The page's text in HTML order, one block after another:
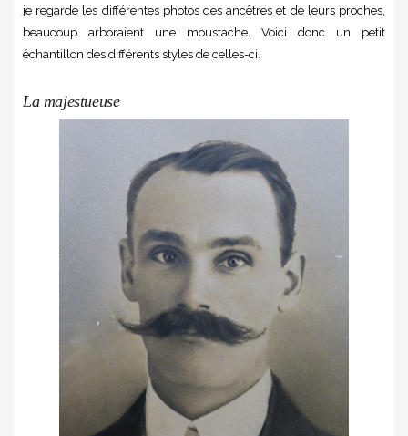
je regarde les différentes photos des ancêtres et de leurs proches,
beaucoup arboraient une moustache. Voici donc un petit
échantillon des différents styles de celles-ci.
La majestueuse